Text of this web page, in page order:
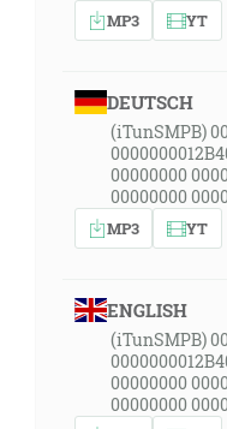
MP3 YT
DEUTSCH
(iTunSMPB)
00000000
00000000
MP3 YT
ENGLISH
(iTunSMPB)
00000000
00000000